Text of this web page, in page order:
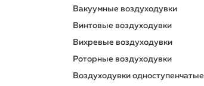
Вакуумные воздуходувки
Винтовые воздуходувки
Вихревые воздуходувки
Роторные воздуходувки
Воздуходувки одноступенчатые